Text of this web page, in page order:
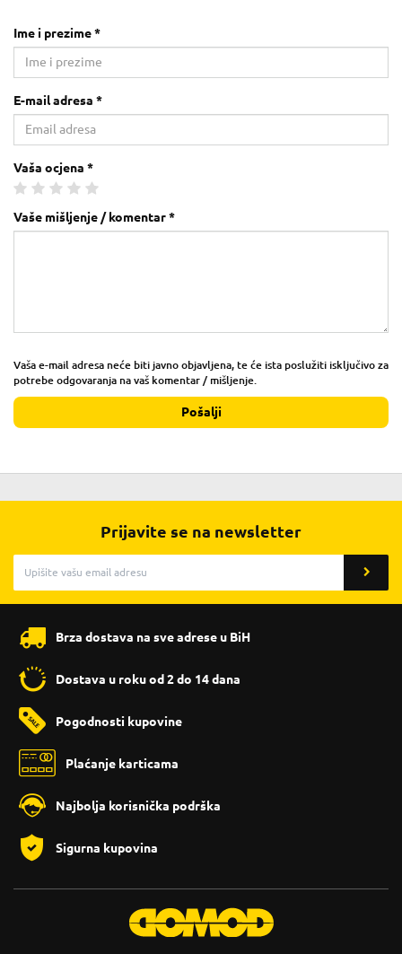
Ime i prezime *
E-mail adresa *
Vaša ocjena *
Vaše mišljenje / komentar *
Vaša e-mail adresa neće biti javno objavljena, te će ista poslužiti isključivo za
potrebe odgovaranja na vaš komentar / mišljenje.
Pošalji
Prijavite se na newsletter
Brza dostava na sve adrese u BiH
Dostava u roku od 2 do 14 dana
Pogodnosti kupovine
Plaćanje karticama
Najbolja korisnička podrška
Sigurna kupovina